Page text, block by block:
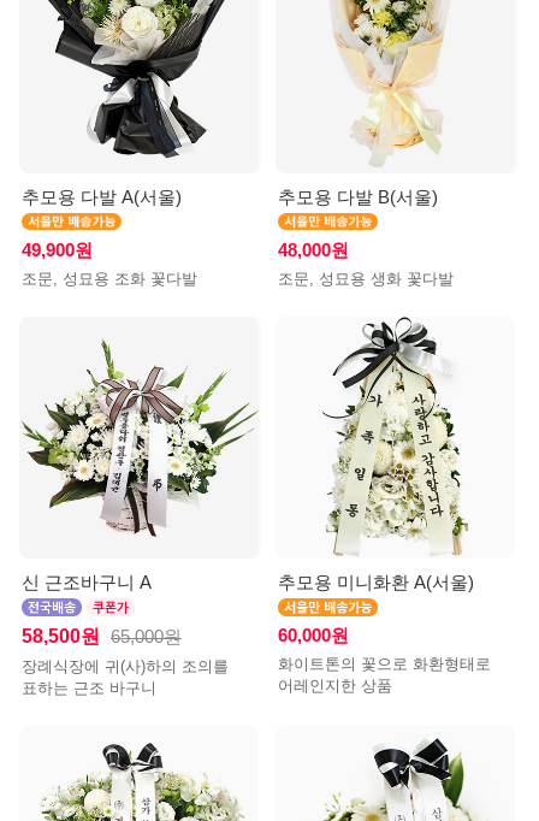
추모용 다발 A(서울)
49,900원
조문, 성묘용 조화 꽃다발
추모용 다발 B(서울)
48,000원
조문, 성묘용 생화 꽃다발
신 근조바구니 A
58,500원 65,000원
장례식장에 귀(사)하의 조의를
표하는 근조 바구니
추모용 미니화환 A(서울)
60,000원
화이트톤의 꽃으로 화환형태로
어레인지한 상품